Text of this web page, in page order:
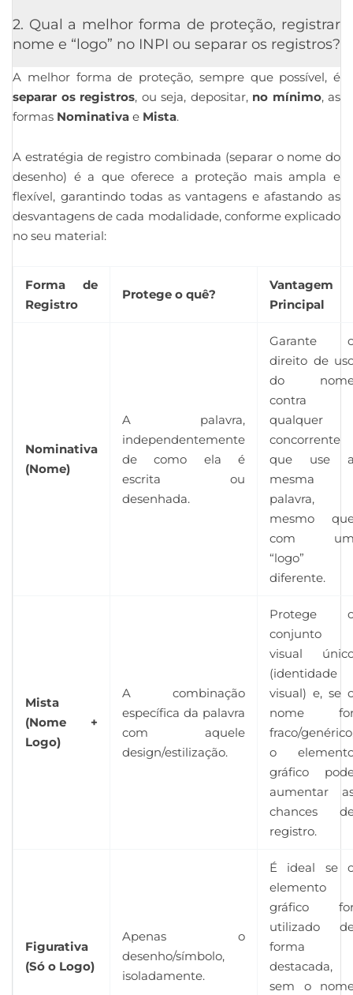
2. Qual a melhor forma de proteção, registrar
nome e “logo” no INPI ou separar os registros?
A melhor forma de proteção, sempre que possível, é
separar os registros, ou seja, depositar, no mínimo, as
formas Nominativa e Mista.
A estratégia de registro combinada (separar o nome do
desenho) é a que oferece a proteção mais ampla e
flexível, garantindo todas as vantagens e afastando as
desvantagens de cada modalidade, conforme explicado
no seu material:
Forma de
Registro
Protege o quê?
Vantagem
Principal
Nominativa
(Nome)
A palavra,
independentemente
de como ela é
escrita ou
desenhada.
Garante
direito de
do
contra
qualquer
concorrente
que use
mesma
palavra,
mesmo
com
“logo”
diferente.
Mista
(Nome +
Logo)
A combinação
específica da palavra
com aquele
design/estilização.
Protege
conjunto
visual
(identidade
visual) e, se
nome
fraco/
o
gráfico
aumentar
chances
registro.
Figurativa
(Só o Logo)
Apenas o
desenho/símbolo,
isoladamente.
É ideal se
elemento
gráfico
utilizado
forma
destacada,
sem o